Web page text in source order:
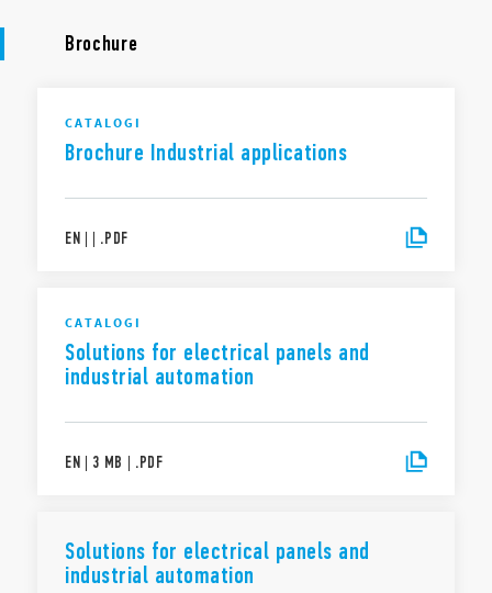
Brochure
CATALOGI
Brochure Industrial applications
EN | | .PDF
CATALOGI
Solutions for electrical panels and
industrial automation
EN | 3 MB | .PDF
Solutions for electrical panels and
industrial automation